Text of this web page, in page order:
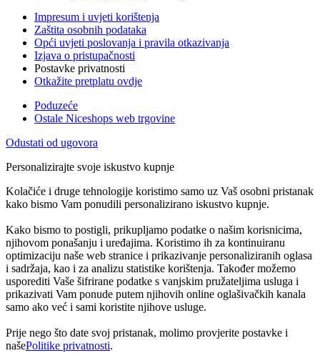
Impresum i uvjeti korištenja
Zaštita osobnih podataka
Opći uvjeti poslovanja i pravila otkazivanja
Izjava o pristupačnosti
Postavke privatnosti
Otkažite pretplatu ovdje
Poduzeće
Ostale Niceshops web trgovine
Odustati od ugovora
Personalizirajte svoje iskustvo kupnje
Kolačiće i druge tehnologije koristimo samo uz Vaš osobni pristanak
kako bismo Vam ponudili personalizirano iskustvo kupnje.
Kako bismo to postigli, prikupljamo podatke o našim korisnicima,
njihovom ponašanju i uređajima. Koristimo ih za kontinuiranu
optimizaciju naše web stranice i prikazivanje personaliziranih oglasa
i sadržaja, kao i za analizu statistike korištenja. Također možemo
usporediti Vaše šifrirane podatke s vanjskim pružateljima usluga i
prikazivati Vam ponude putem njihovih online oglašivačkih kanala
samo ako već i sami koristite njihove usluge.
Prije nego što date svoj pristanak, molimo provjerite postavke i
našePolitike privatnosti.